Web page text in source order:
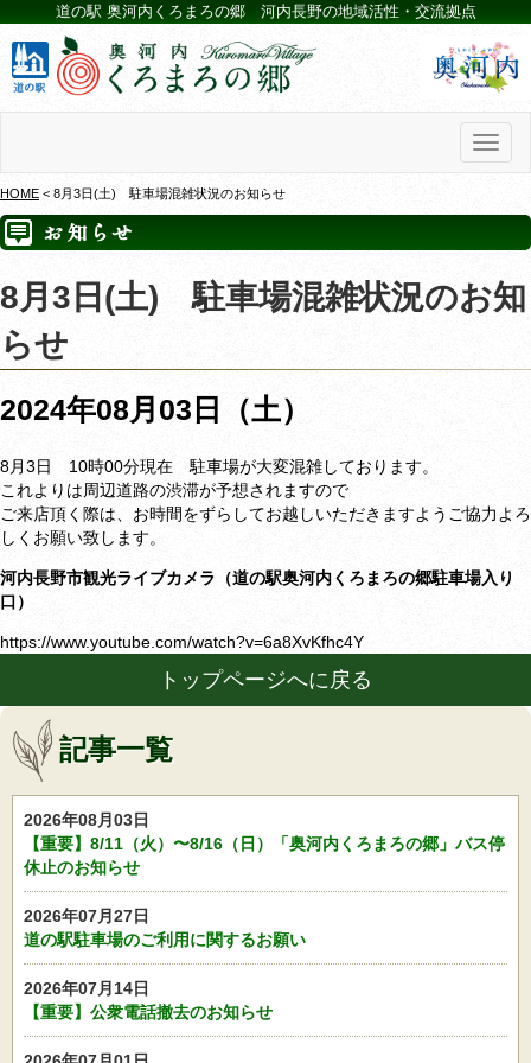
道の駅 奥河内くろまろの郷 河内長野の地域活性・交流拠点
HOME < 8月3日(土) 駐車場混雑状況のお知らせ
8月3日(土) 駐車場混雑状況のお知
らせ
2024年08月03日（土）
8月3日 10時00分現在 駐車場が大変混雑しております。
これよりは周辺道路の渋滞が予想されますので
ご来店頂く際は、お時間をずらしてお越しいただきますようご協力よろ
しくお願い致します。
河内長野市観光ライブカメラ（道の駅奥河内くろまろの郷駐車場入り
口）
https://www.youtube.com/watch?v=6a8XvKfhc4Y
トップページへに戻る
記事一覧
2026年08月03日
【重要】8/11（火）〜8/16（日）「奥河内くろまろの郷」バス停
休止のお知らせ
2026年07月27日
道の駅駐車場のご利用に関するお願い
2026年07月14日
【重要】公衆電話撤去のお知らせ